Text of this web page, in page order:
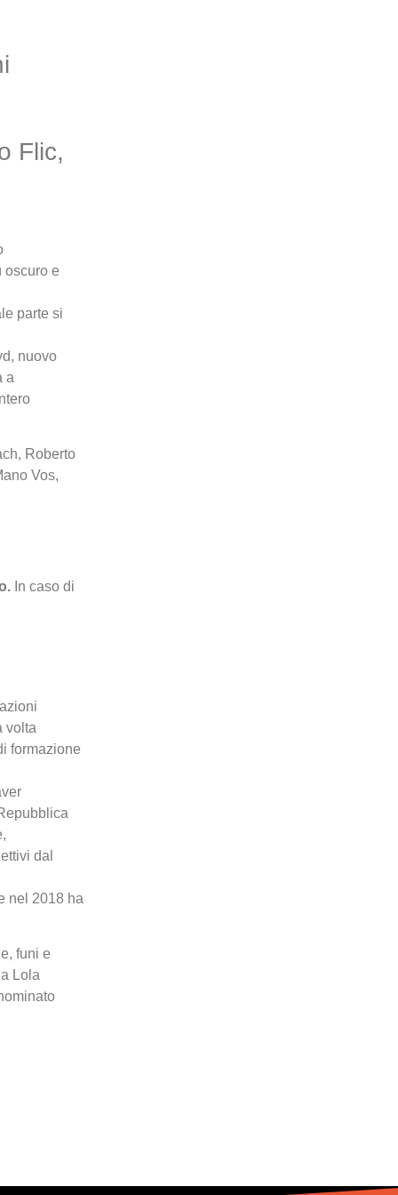
Flic,
oscuro e
parte si
nuovo
a
Roberto
Vos,
In caso di
volta
formazione
dal
nel 2018 ha
funi e
Lola